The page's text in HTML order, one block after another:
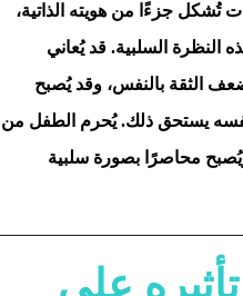
تُشكل جزءًا من هويته الذاتية،
السلبية. قد يُعاني
الثقة بالنفس، وقد يُصبح
يستحق ذلك. يُحرم الطفل من
محاصرًا بصورة سلبية
على